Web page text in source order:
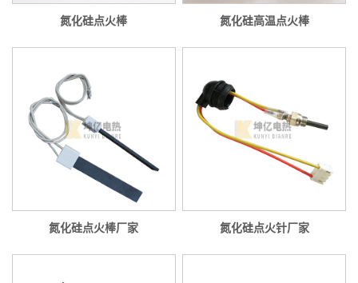
氮化硅点火棒 氮化硅高温点火棒
氮化硅点火棒厂家 氮化硅点火针厂家